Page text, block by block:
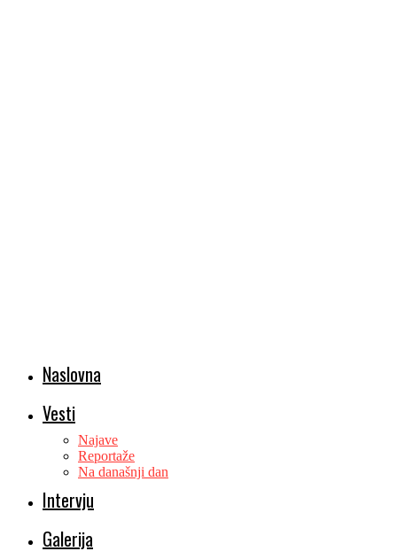
Naslovna
Vesti
Najave
Reportaže
Na današnji dan
Intervju
Galerija